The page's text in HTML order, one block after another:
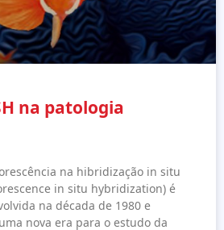
na patologia
na hibridização in situ
in situ hybridization) é
na década de 1980 e
nova era para o estudo da